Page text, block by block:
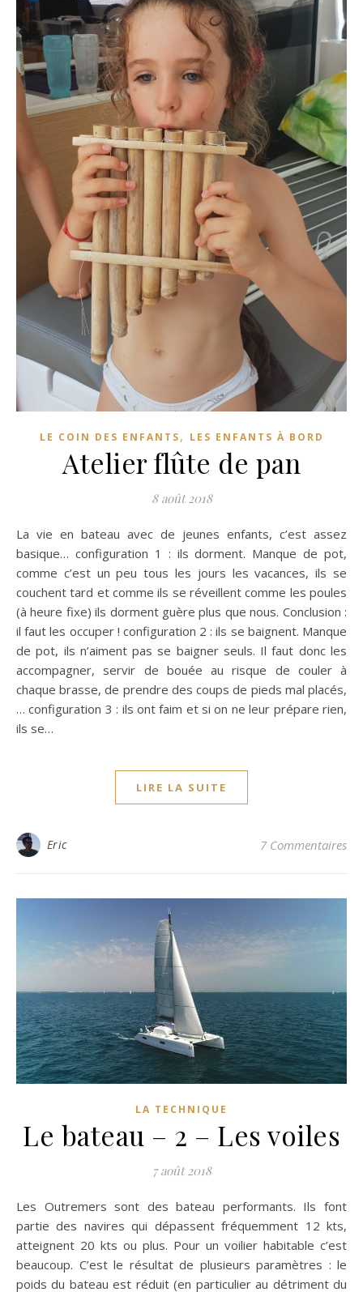
LE COIN DES ENFANTS, LES ENFANTS À BORD
Atelier flûte de pan
8 août 2018
La vie en bateau avec de jeunes enfants, c’est assez
basique… configuration 1 : ils dorment. Manque de pot,
comme c’est un peu tous les jours les vacances, ils se
couchent tard et comme ils se réveillent comme les poules
(à heure fixe) ils dorment guère plus que nous. Conclusion :
il faut les occuper ! configuration 2 : ils se baignent. Manque
de pot, ils n’aiment pas se baigner seuls. Il faut donc les
accompagner, servir de bouée au risque de couler à
chaque brasse, de prendre des coups de pieds mal placés,
… configuration 3 : ils ont faim et si on ne leur prépare rien,
ils se…
LIRE LA SUITE
Eric 7 Commentaires
LA TECHNIQUE
Le bateau – 2 – Les voiles
7 août 2018
Les Outremers sont des bateau performants. Ils font
partie des navires qui dépassent fréquemment 12 kts,
atteignent 20 kts ou plus. Pour un voilier habitable c’est
beaucoup. C’est le résultat de plusieurs paramètres : le
poids du bateau est réduit (en particulier au détriment du